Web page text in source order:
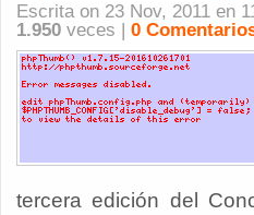
Escrita on 23 Nov, 2011 en
1.950 veces | 0
tercera edición del